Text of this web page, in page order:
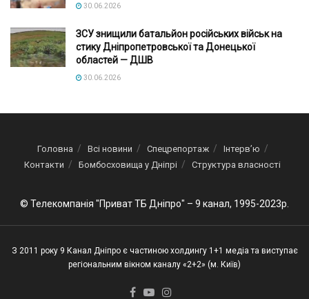
30.06.2026
ЗСУ знищили батальйон російських військ на
стику Дніпропетровської та Донецької
областей — ДШВ
30.06.2026
Головна Всі новини Спецрепортаж
Інтерв’ю
Контакти
Бомбосховища у Дніпрі Структура власності
© Телекомпанія "Приват ТБ Дніпро" – 9 канал, 1995-2023р.
З 2011 року 9 Канал Дніпро є частиною холдингу 1+1 медіа та виступає
регіональним вікном каналу «2+2» (м. Київ)